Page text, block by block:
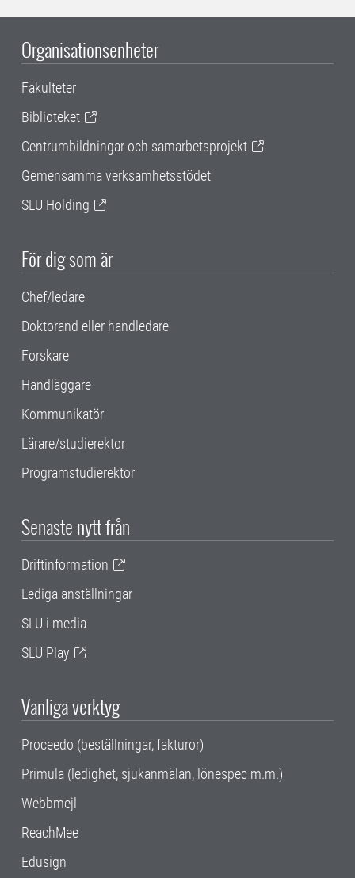
Organisationsenheter
Fakulteter
Biblioteket
Centrumbildningar och samarbetsprojekt
Gemensamma verksamhetsstödet
SLU Holding
För dig som är
Chef/ledare
Doktorand eller handledare
Forskare
Handläggare
Kommunikatör
Lärare/studierektor
Programstudierektor
Senaste nytt från
Driftinformation
Lediga anställningar
SLU i media
SLU Play
Vanliga verktyg
Proceedo (beställningar, fakturor)
Primula (ledighet, sjukanmälan, lönespec m.m.)
Webbmejl
ReachMee
Edusign